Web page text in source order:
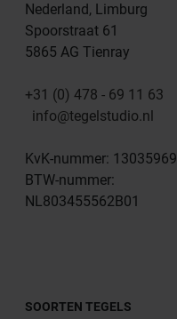
Nederland, Limburg
Spoorstraat 61
5865 AG Tienray
+31 (0) 478 - 69 11 63
info@tegelstudio.nl
KvK-nummer: 13035969
BTW-nummer:
NL803455562B01
SOORTEN TEGELS